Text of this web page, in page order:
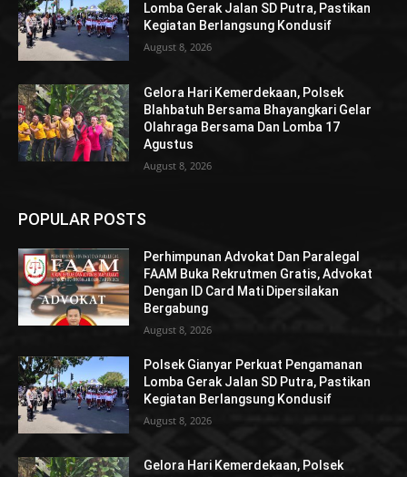
Lomba Gerak Jalan SD Putra, Pastikan
Kegiatan Berlangsung Kondusif
August 8, 2026
Gelora Hari Kemerdekaan, Polsek
Blahbatuh Bersama Bhayangkari Gelar
Olahraga Bersama Dan Lomba 17
Agustus
August 8, 2026
POPULAR POSTS
Perhimpunan Advokat Dan Paralegal
FAAM Buka Rekrutmen Gratis, Advokat
Dengan ID Card Mati Dipersilakan
Bergabung
August 8, 2026
Polsek Gianyar Perkuat Pengamanan
Lomba Gerak Jalan SD Putra, Pastikan
Kegiatan Berlangsung Kondusif
August 8, 2026
Gelora Hari Kemerdekaan, Polsek